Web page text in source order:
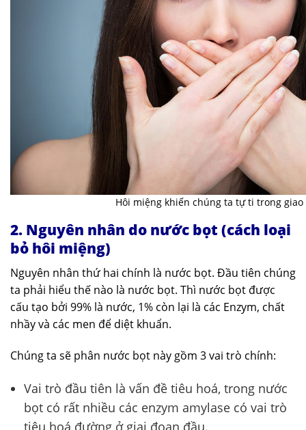
Hôi miệng khiến chúng ta tự ti trong
2. Nguyên nhân do nước bọt (cách loại
bỏ hôi miệng)
Nguyên nhân thứ hai chính là nước bọt. Đầu tiên chúng
ta phải hiểu thế nào là nước bọt. Thì nước bọt được
cấu tạo bởi 99% là nước, 1% còn lại là các Enzym, chất
nhầy và các men để diệt khuẩn.
Chúng ta sẽ phân nước bọt này gồm 3 vai trò chính:
Vai trò đầu tiên là vấn đề tiêu hoá, trong nước
bọt có rất nhiều các enzym amylase có vai trò
tiêu hoá đường ở giai đoạn đầu.